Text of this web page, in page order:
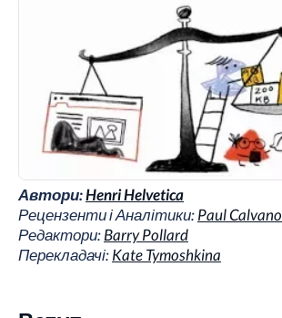
Автори:Henri Helvetica
Рецензенти і Аналітики:Paul Calvano
Редактори:Barry Pollard
Перекладачі:Kate Tymoshkina